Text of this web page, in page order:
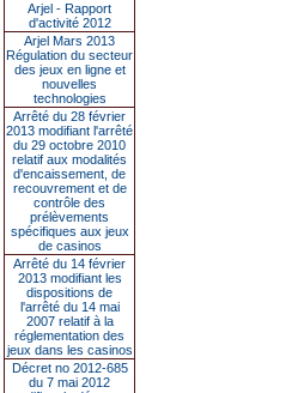
Arjel - Rapport
d'activité 2012
Arjel Mars 2013
Régulation du secteur
des jeux en ligne et
nouvelles
technologies
Arrêté du 28 février
2013 modifiant l'arrêté
du 29 octobre 2010
relatif aux modalités
d'encaissement, de
recouvrement et de
contrôle des
prélèvements
spécifiques aux jeux
de casinos
Arrêté du 14 février
2013 modifiant les
dispositions de
l'arrêté du 14 mai
2007 relatif à la
réglementation des
jeux dans les casinos
Décret no 2012-685
du 7 mai 2012